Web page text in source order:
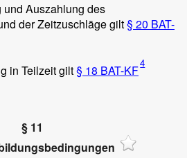
Auszahlung des
der Zeitzuschläge gilt§ 20 BAT-
in Teilzeit gilt§ 18 BAT-KF4
§ 11